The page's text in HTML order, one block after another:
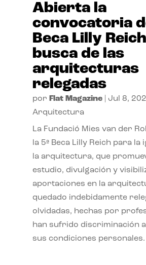
Abierta la
convocatoria
Beca Lilly
busca de las
arquitecturas
relegadas
por Flat Magazine| Jul 8,
Arquitectura
La Fundació Mies van der
la 5ª Beca Lilly Reich para la
la arquitectura, que
estudio, divulgación y
aportaciones en la
quedado indebidamente
olvidadas, hechas por
han sufrido discriminación
sus condiciones personales.